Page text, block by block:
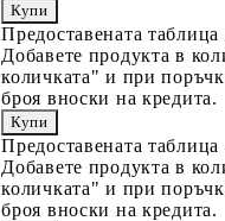
Предоставената
Добавете продукта в
количката" и при
броя вноски на кредита.
Предоставената
Добавете продукта в
количката" и при
броя вноски на кредита.